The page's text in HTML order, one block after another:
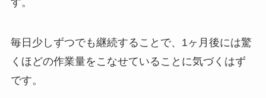
す。
毎日少しずつでも継続することで、1ヶ月後には驚
くほどの作業量をこなせていることに気づくはず
です。